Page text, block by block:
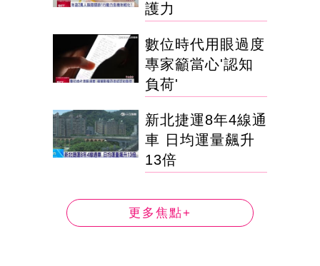
護力
數位時代用眼過度
專家籲當心'認知
負荷'
新北捷運8年4線通
車 日均運量飆升
13倍
更多焦點+